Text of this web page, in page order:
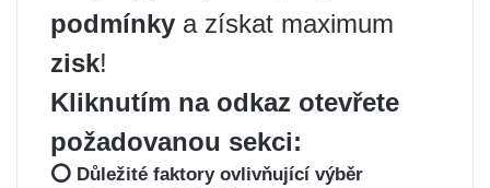
podmínky a získat maximum
zisk!
Kliknutím na odkaz otevřete
požadovanou sekci:
⭕ Důležité faktory ovlivňující výběr